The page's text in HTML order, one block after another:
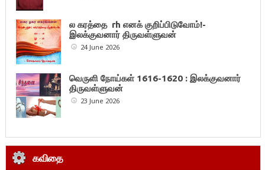
ல கரத்தை rh எனக் குறிப்பிடுவோம்!-
இலக்குவனார் திருவள்ளுவன்
24 June 2026
வெருளி நோய்கள் 1616-1620 : இலக்குவனார்
திருவள்ளுவன்
23 June 2026
கவிதை